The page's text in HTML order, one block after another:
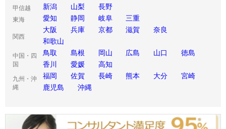
甲信越 新潟 山梨 長野
東海 愛知 静岡 岐阜 三重
関西
大阪 兵庫 京都 滋賀
奈良
和歌山
中国・四
国
鳥取 島根 岡山 広島 山口
徳島
香川
愛媛 高知
九州・沖
縄
福岡 佐賀 長崎 熊本 大分
宮崎
鹿児島
沖縄